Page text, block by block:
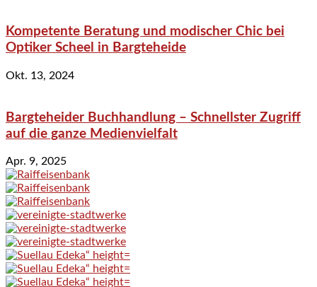
Kompetente Beratung und modischer Chic bei
Optiker Scheel in Bargteheide
Okt. 13, 2024
Bargteheider Buchhandlung – Schnellster Zugriff
auf die ganze Medienvielfalt
Apr. 9, 2025